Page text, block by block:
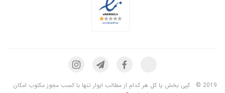
2019 ©
کپی بخش یا کل هر کدام از مطالب ایوار تنها با کسب مجوز مکتوب امکان